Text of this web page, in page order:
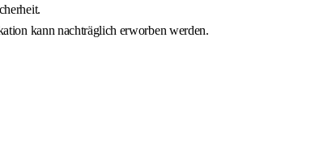
kann nachträglich erworben werden.